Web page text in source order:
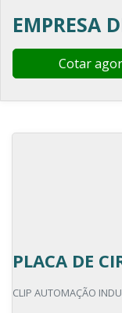
EMPRESA
Cotar
PLACA DE
CLIP AUTOMAÇÃO